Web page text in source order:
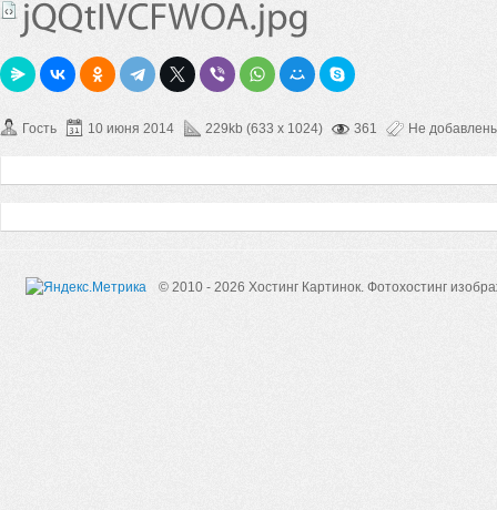
Гость 10 июня 2014 229kb (633 x 1024) 361 Не
© 2010 - 2026 Хостинг Картинок. Фотохостинг